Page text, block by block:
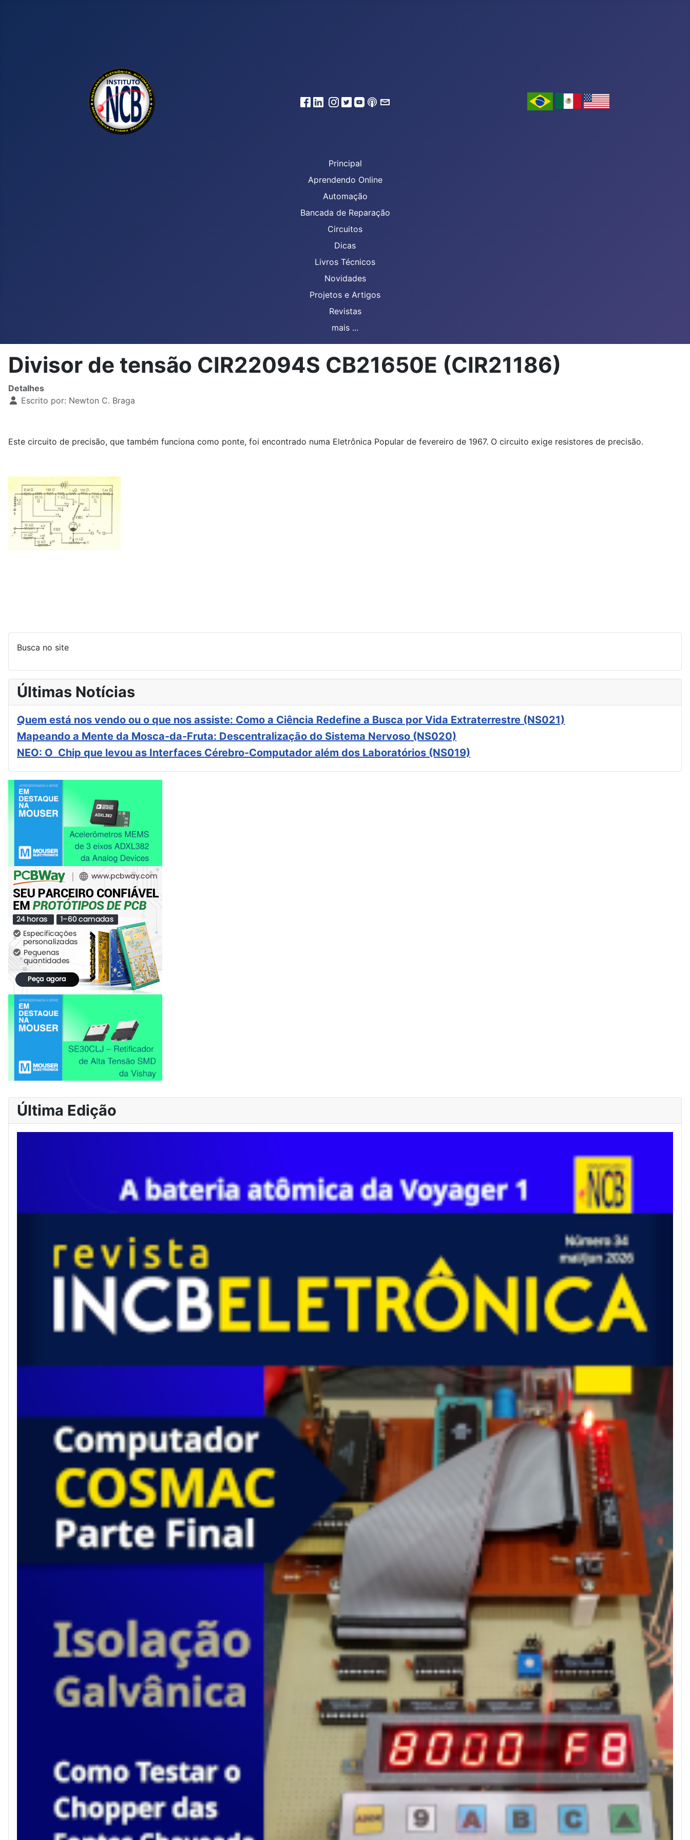
Principal
Aprendendo Online
Automação
Bancada de Reparação
Circuitos
Dicas
Livros Técnicos
Novidades
Projetos e Artigos
Revistas
mais ...
Divisor de tensão CIR22094S CB21650E (CIR21186)
Detalhes
Escrito por: Newton C. Braga
Este circuito de precisão, que também funciona como ponte, foi encontrado numa Eletrônica Popular de fevereiro de 1967. O circuito exige resistores de precisão.
Busca no site
Últimas Notícias
Quem está nos vendo ou o que nos assiste: Como a Ciência Redefine a Busca por Vida Extraterrestre (NS021)
Mapeando a Mente da Mosca-da-Fruta: Descentralização do Sistema Nervoso (NS020)
NEO: O Chip que levou as Interfaces Cérebro-Computador além dos Laboratórios (NS019)
Última Edição